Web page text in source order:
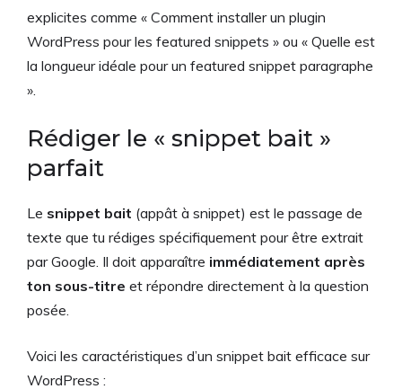
explicites comme « Comment installer un plugin
WordPress pour les featured snippets » ou « Quelle est
la longueur idéale pour un featured snippet paragraphe
».
Rédiger le « snippet bait »
parfait
Le snippet bait (appât à snippet) est le passage de
texte que tu rédiges spécifiquement pour être extrait
par Google. Il doit apparaître immédiatement après
ton sous-titre et répondre directement à la question
posée.
Voici les caractéristiques d’un snippet bait efficace sur
WordPress :